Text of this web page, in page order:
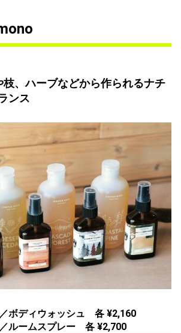
枝、ハーブなどから作られるナチ
ンス
ボディウォッシュ 各 ¥2,160
ルームスプレー 各 ¥2,700